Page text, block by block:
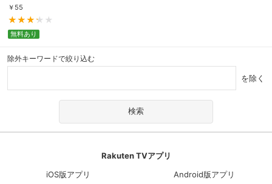
￥ 55
無料あり
除外キーワードで絞り込む
を除く
Rakuten TVアプリ
iOS版アプリ
Android版アプリ